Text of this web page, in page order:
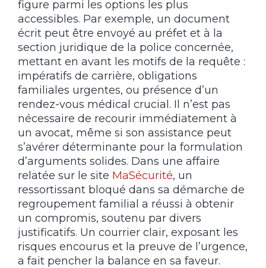
figure parmi les options les plus
accessibles. Par exemple, un document
écrit peut être envoyé au préfet et à la
section juridique de la police concernée,
mettant en avant les motifs de la requête :
impératifs de carrière, obligations
familiales urgentes, ou présence d’un
rendez-vous médical crucial. Il n’est pas
nécessaire de recourir immédiatement à
un avocat, même si son assistance peut
s’avérer déterminante pour la formulation
d’arguments solides. Dans une affaire
relatée sur le site MaSécurité, un
ressortissant bloqué dans sa démarche de
regroupement familial a réussi à obtenir
un compromis, soutenu par divers
justificatifs. Un courrier clair, exposant les
risques encourus et la preuve de l’urgence,
a fait pencher la balance en sa faveur.